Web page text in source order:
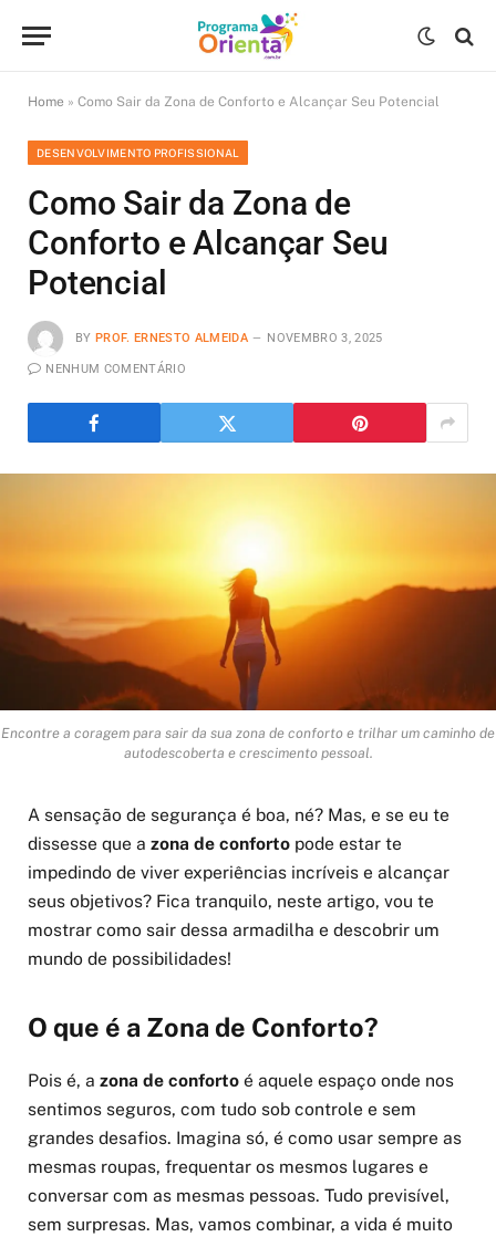
Home » Como Sair da Zona de Conforto e Alcançar Seu Potencial
DESENVOLVIMENTO PROFISSIONAL
Como Sair da Zona de
Conforto e Alcançar Seu
Potencial
BY PROF. ERNESTO ALMEIDA NOVEMBRO 3, 2025
NENHUM COMENTÁRIO
Encontre a coragem para sair da sua zona de conforto e trilhar um caminho de
autodescoberta e crescimento pessoal.
A sensação de segurança é boa, né? Mas, e se eu te
dissesse que a zona de conforto pode estar te
impedindo de viver experiências incríveis e alcançar
seus objetivos? Fica tranquilo, neste artigo, vou te
mostrar como sair dessa armadilha e descobrir um
mundo de possibilidades!
O que é a Zona de Conforto?
Pois é, a zona de conforto é aquele espaço onde nos
sentimos seguros, com tudo sob controle e sem
grandes desafios. Imagina só, é como usar sempre as
mesmas roupas, frequentar os mesmos lugares e
conversar com as mesmas pessoas. Tudo previsível,
sem surpresas. Mas, vamos combinar, a vida é muito